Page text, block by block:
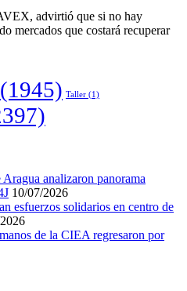
advirtió que si no hay
mercados que costará recuperar
(1945) Taller (1)
analizaron panorama
10/07/2026
esfuerzos solidarios en centro de
de la CIEA regresaron por